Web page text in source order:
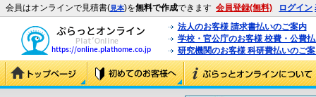
会員はオンラインで見積書(見本)を無料で作成できます 会員登録(無料) ログイン
法人のお客様 請求書払いのご案内
学校・官公庁のお客様 校費・公費
研究機関のお客様 科研費払いのご